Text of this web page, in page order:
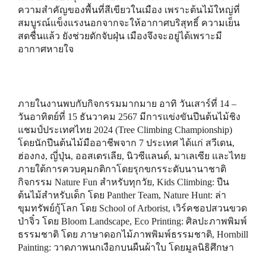
ความสำคัญของพื้นที่สีเขียวในเมือง เพราะต้นไม้ใหญ่ที่
สมบูรณ์แข็งแรงนอกจากจะให้อากาศบริสุทธิ์ ความเย็น
สดชื่นแล้ว ยังช่วยดักจับฝุ่น เมืองจึงจะอยู่ได้เพราะมี
อากาศหายใจ
ภายในงานพบกับกิจกรรมมากมาย อาทิ วันเสาร์ที่ 14 –
วันอาทิตย์ที่ 15 ธันวาคม 2567 มีการแข่งขันปีนต้นไม้ชิง
แชมป์ประเทศไทย 2024 (Tree Climbing Championship)
โดยนักปีนต้นไม้มืออาชีพจาก 7 ประเทศ ได้แก่ สวีเดน,
ฮ่องกง, ญี่ปุ่น, ออสเตรเลีย, นิวซีแลนด์, มาเลเซีย และไทย
ภายใต้การควบคุมกติกาโดยรุกขกรระดับนานาชาติ
กิจกรรม Nature Fun สำหรับทุกวัย, Kids Climbing: ปีน
ต้นไม้สำหรับเด็ก โดย Panther Team, Nature Hunt: ล่า
ขุมทรัพย์กู้โลก โดย School of Arborist, เวิร์คชอปสวนขวด
ป่าจิ๋ว โดย Bloom Landscape, Eco Printing: ศิลปะภาพพิมพ์
ธรรมชาติ โดย ภาษาดอกไม้ภาพพิมพ์ธรรมชาติ, Hornbill
Painting: วาดภาพนกเงือกบนผืนผ้าใบ โดยมูลนิธิศึกษา